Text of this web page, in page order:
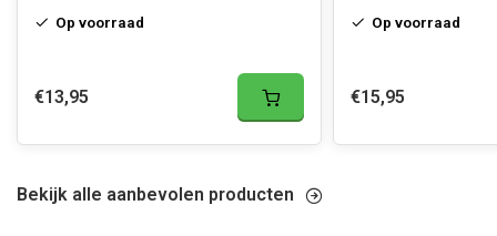
Op voorraad
€13,95
Op voorraad
€15,95
Bekijk alle aanbevolen producten